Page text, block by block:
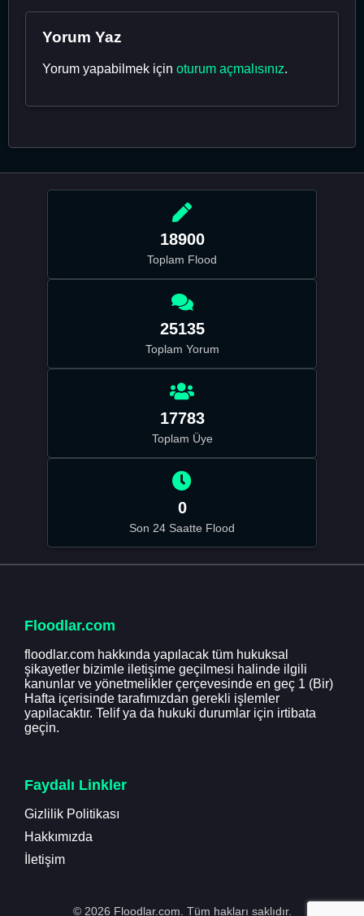
Yorum Yaz
Yorum yapabilmek için oturum açmalısınız.
18900
Toplam Flood
25135
Toplam Yorum
17783
Toplam Üye
0
Son 24 Saatte Flood
Floodlar.com
floodlar.com hakkında yapılacak tüm hukuksal
şikayetler bizimle iletişime geçilmesi halinde ilgili
kanunlar ve yönetmelikler çerçevesinde en geç 1 (Bir)
Hafta içerisinde tarafımızdan gerekli işlemler
yapılacaktır. Telif ya da hukuki durumlar için irtibata
geçin.
Faydalı Linkler
Gizlilik Politikası
Hakkımızda
İletişim
© 2026 Floodlar.com. Tüm hakları saklıdır.